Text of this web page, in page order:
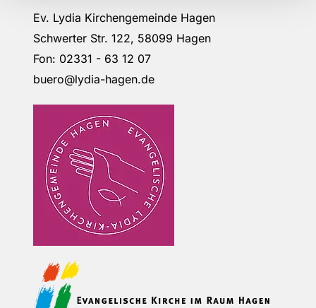
Ev. Lydia Kirchengemeinde Hagen
Schwerter Str. 122, 58099 Hagen
Fon: 02331 - 63 12 07
buero@lydia-hagen.de